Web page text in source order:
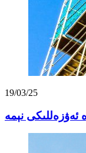
19/03/25